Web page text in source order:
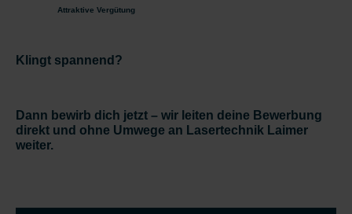
Attraktive Vergütung
Klingt spannend?
Dann bewirb dich jetzt – wir leiten deine Bewerbung
direkt und ohne Umwege an Lasertechnik Laimer
weiter.